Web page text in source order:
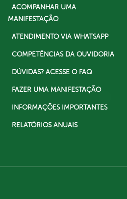
ACOMPANHAR UMA
MANIFESTAÇÃO
ATENDIMENTO VIA WHATSAPP
COMPETÊNCIAS DA OUVIDORIA
DÚVIDAS? ACESSE O FAQ
FAZER UMA MANIFESTAÇÃO
INFORMAÇÕES IMPORTANTES
RELATÓRIOS ANUAIS